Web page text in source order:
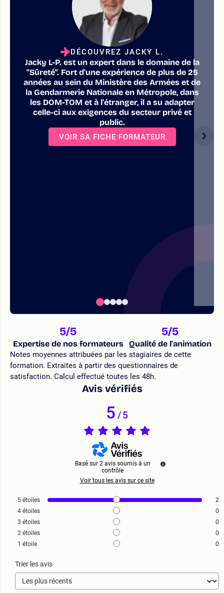
DÉCOUVREZ JACKY L.
Jacky L-P. est un expert dans le domaine de la
"Sûreté". Fort d'une expérience de plus de 25
années au sein du Ministère des Armées et de
la Gendarmerie Nationale en Métropole, dans
les DOM-TOM et à l'étranger, il a su adapter
celle-ci aux exigences du secteur privé et
public.
VOIR SA FICHE FORMATEUR
5/5
Expertise de nos formateurs
5/5
Qualité de l'animation
Notes moyennes attribuées par les stagiaires de cette
formation. Extraites à partir des questionnaires de
satisfaction. Calcul effectué toutes les 48h.
Avis vérifiés
5/5
Basé sur 2 avis soumis à un
contrôle
Voir tous les avis sur ce site
5 étoiles
2
4 étoiles
0
3 étoiles
0
2 étoiles
0
1 étoile 0
Trier les avis